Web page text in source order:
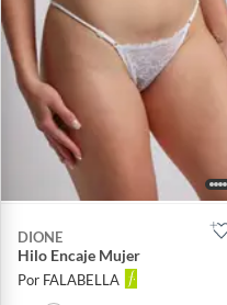
DIONE
Hilo Encaje Mujer
Por FALABELLA